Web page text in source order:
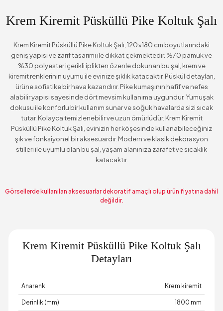
Krem Kiremit Püsküllü Pike Koltuk Şalı
Krem Kiremit Püsküllü Pike Koltuk Şalı, 120x180 cm boyutlarındaki
geniş yapısı ve zarif tasarımı ile dikkat çekmektedir. %70 pamuk ve
%30 polyester içerikli iplikten özenle dokunan bu şal, krem ve
kiremit renklerinin uyumu ile evinize şıklık katacaktır. Püskül detayları,
ürüne sofistike bir hava kazandırır. Pike kumaşının hafif ve nefes
alabilir yapısı sayesinde dört mevsim kullanıma uygundur. Yumuşak
dokusu ile konforlu bir kullanım sunar ve soğuk havalarda sizi sıcak
tutar. Kolayca temizlenebilir ve uzun ömürlüdür. Krem Kiremit
Püsküllü Pike Koltuk Şalı, evinizin her köşesinde kullanabileceğiniz
şık ve fonksiyonel bir aksesuardır. Modern ve klasik dekorasyon
stilleri ile uyumlu olan bu şal, yaşam alanınıza zarafet ve sıcaklık
katacaktır.
Görsellerde kullanılan aksesuarlar dekoratif amaçlı olup ürün fiyatına dahil
değildir.
Krem Kiremit Püsküllü Pike Koltuk Şalı
Detayları
Anarenk Krem kiremit
Derinlik (mm) 1800 mm